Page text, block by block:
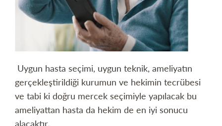
Uygun hasta seçimi, uygun teknik, ameliyatın
gerçekleştirildiği kurumun ve hekimin tecrübesi
ve tabi ki doğru mercek seçimiyle yapılacak bu
ameliyattan hasta da hekim de en iyi sonucu
alacaktır.